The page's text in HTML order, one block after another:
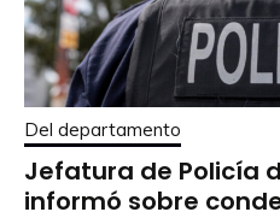
Del departamento
Jefatura de Policía
informó sobre